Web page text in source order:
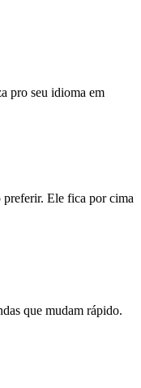
pro seu idioma em
Ele fica por cima
que mudam rápido.